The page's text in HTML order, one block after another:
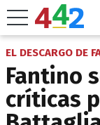
EL DESCARGO DE
Fantino
críticas